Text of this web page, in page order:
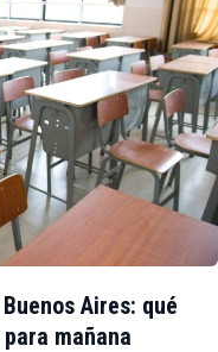
Aires: qué
mañana